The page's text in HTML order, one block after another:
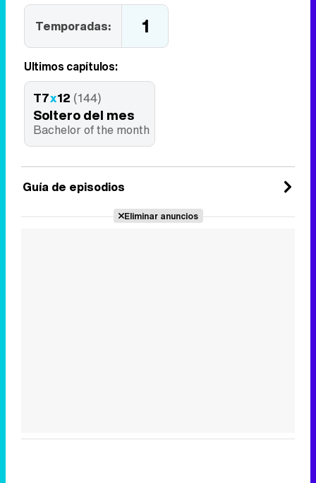
Temporadas: 1
Últimos capítulos:
T7x12 (144)
Soltero del mes
Bachelor of the month
Guía de episodios
Eliminar anuncios